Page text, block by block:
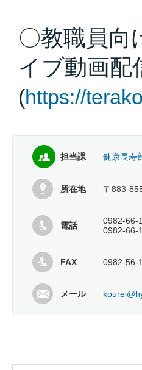
〇教職員向
イブ動画配
(https://
担当課 健康長寿
所在地 〒883-
電話
0982-66-
0982-66-
FAX 0982-56-
メール